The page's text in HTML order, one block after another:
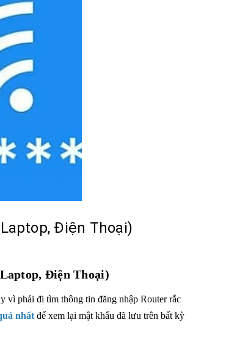
Điện Thoại)
Điện Thoại)
vì phải đi tìm thông tin đăng nhập Router rắc
nhất để xem lại mật khẩu đã lưu trên bất kỳ